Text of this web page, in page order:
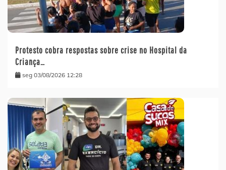
Protesto cobra respostas sobre crise no Hospital da
Criança…
seg 03/08/2026 12:28